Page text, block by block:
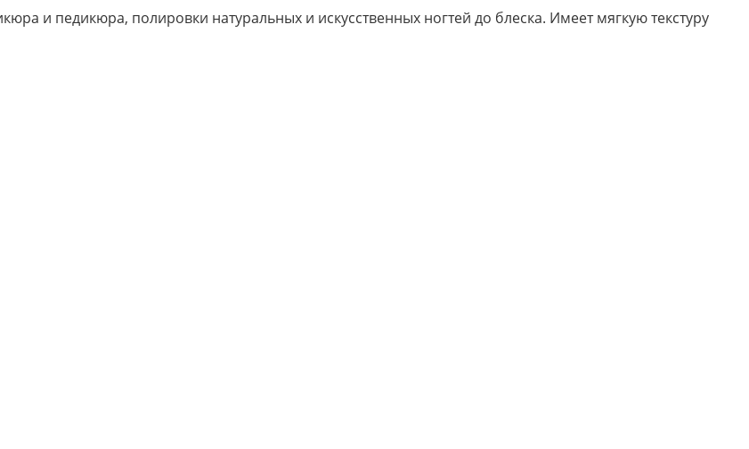
и педикюра, полировки натуральных и искусственных ногтей до блеска. Имеет мягкую текстуру